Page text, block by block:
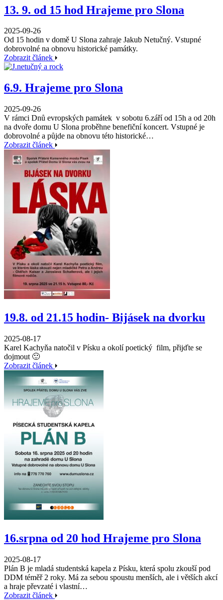
13. 9. od 15 hod Hrajeme pro Slona
2025-09-26
Od 15 hodin v domě U Slona zahraje Jakub Netučný. Vstupné
dobrovolné na obnovu historické památky.
Zobrazit článek
6.9. Hrajeme pro Slona
2025-09-26
V rámci Dnů evropských památek v sobotu 6.září od 15h a od 20h
na dvoře domu U Slona proběhne benefiční koncert. Vstupné je
dobrovolné a půjde na obnovu této historické…
Zobrazit článek
19.8. od 21.15 hodin- Bijásek na dvorku
2025-08-17
Karel Kachyňa natočil v Písku a okolí poetický film, přijďte se
dojmout 🙂
Zobrazit článek
16.srpna od 20 hod Hrajeme pro Slona
2025-08-17
Plán B je mladá studentská kapela z Písku, která spolu zkouší pod
DDM téměř 2 roky. Má za sebou spoustu menších, ale i větších akcí
a hraje převzaté i vlastní…
Zobrazit článek